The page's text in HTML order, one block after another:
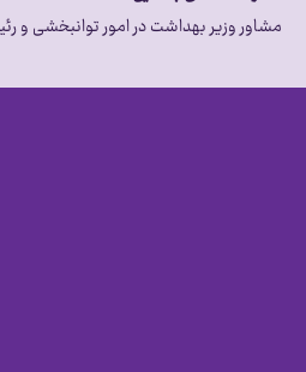
مشاور وزیر بهداشت در امور توانبخشی و